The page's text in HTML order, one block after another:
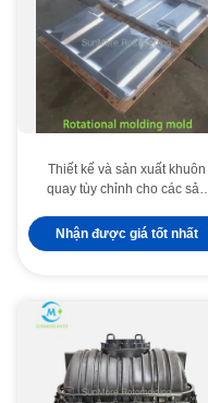
Thiết kế và sản xuất khuôn
quay tùy chỉnh cho các sản
Nhận được giá tốt nhất